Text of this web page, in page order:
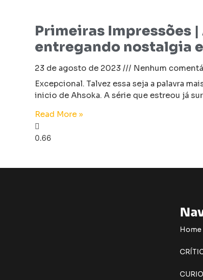
Primeiras Impressões
entregando nostalgia
23 de agosto de 2023
Nenhum
Excepcional. Talvez essa seja a palavra
inicio de Ahsoka. A série que estreou já
Read More »
Home